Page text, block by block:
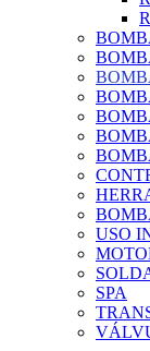
USO
SPA